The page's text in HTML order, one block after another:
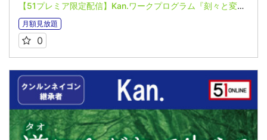
【51プレミア限定配信】Kan.ワークプログラム『刻々と変化する“只今”を愉しむ』Kan.さんに訊く。対談音声（2025年3月）
月額見放題
0